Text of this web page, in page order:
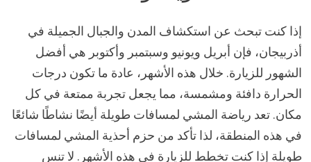
إذا كنت تبحث عن استكشاف المدن والجبال الجميلة في
أذربيجان، فإن أبريل ويونيو وسبتمبر وأكتوبر هي أفضل
الشهور للزيارة. خلال هذه الأشهر، عادة ما تكون درجات
الحرارة دافئة ومشمسة، مما يجعل تجربة ممتعة في كل
مكان. تعد رياضة المشي لمسافات طويلة أيضًا نشاطًا شائعًا
في هذه المنطقة، لذا تأكد من حزم أحذية المشي لمسافات
طويلة إذا كنت تخطط للزيارة في هذه الأشهر. لا تنس